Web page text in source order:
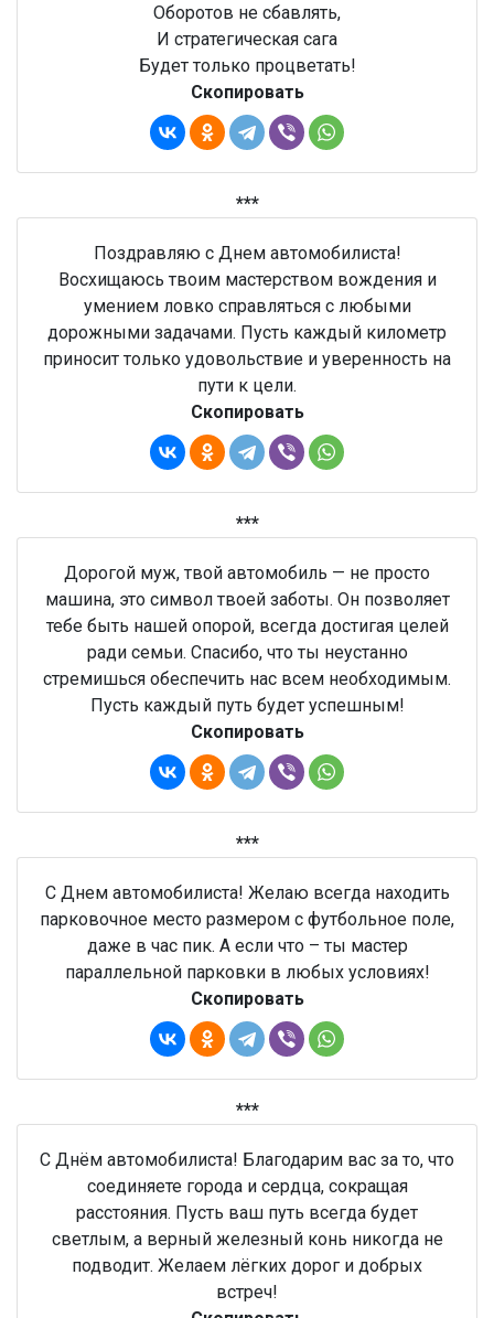
Оборотов не сбавлять,
И стратегическая сага
Будет только процветать!
Скопировать
***
Поздравляю с Днем автомобилиста!
Восхищаюсь твоим мастерством вождения и
умением ловко справляться с любыми
дорожными задачами. Пусть каждый километр
приносит только удовольствие и уверенность на
пути к цели.
Скопировать
***
Дорогой муж, твой автомобиль — не просто
машина, это символ твоей заботы. Он позволяет
тебе быть нашей опорой, всегда достигая целей
ради семьи. Спасибо, что ты неустанно
стремишься обеспечить нас всем необходимым.
Пусть каждый путь будет успешным!
Скопировать
***
С Днем автомобилиста! Желаю всегда находить
парковочное место размером с футбольное поле,
даже в час пик. А если что – ты мастер
параллельной парковки в любых условиях!
Скопировать
***
С Днём автомобилиста! Благодарим вас за то, что
соединяете города и сердца, сокращая
расстояния. Пусть ваш путь всегда будет
светлым, а верный железный конь никогда не
подводит. Желаем лёгких дорог и добрых
встреч!